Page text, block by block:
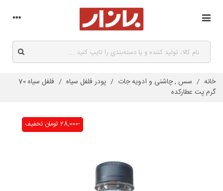
خانه / سس , چاشنی و ادویه جات / پودر فلفل سیاه /
فلفل سیاه 70
گرم پت عطارکده
تخفیف -28,000 تومان